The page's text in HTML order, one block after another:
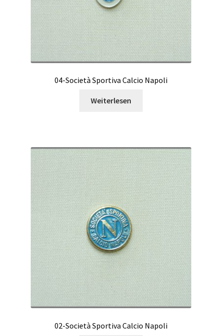
04-Società Sportiva Calcio Napoli
Weiterlesen
02-Società Sportiva Calcio Napoli